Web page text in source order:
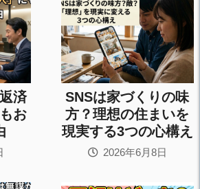
済
お
SNSは家づくりの味
方？理想の住まいを
現実する3つの心構え
2026年6月8日